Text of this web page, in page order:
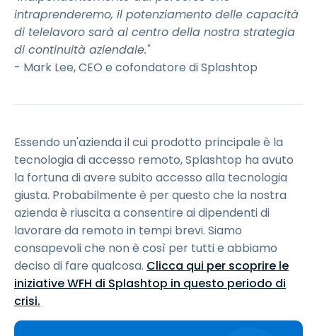
intraprenderemo, il potenziamento delle capacità
di telelavoro sarà al centro della nostra strategia
di continuità aziendale."
- Mark Lee, CEO e cofondatore di Splashtop
Essendo un'azienda il cui prodotto principale è la
tecnologia di accesso remoto, Splashtop ha avuto
la fortuna di avere subito accesso alla tecnologia
giusta. Probabilmente è per questo che la nostra
azienda è riuscita a consentire ai dipendenti di
lavorare da remoto in tempi brevi. Siamo
consapevoli che non è così per tutti e abbiamo
deciso di fare qualcosa. Clicca qui per scoprire le
iniziative WFH di Splashtop in questo periodo di
crisi.